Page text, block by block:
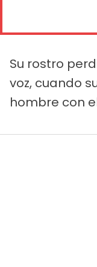
Su rostro
voz, cuando
hombre con